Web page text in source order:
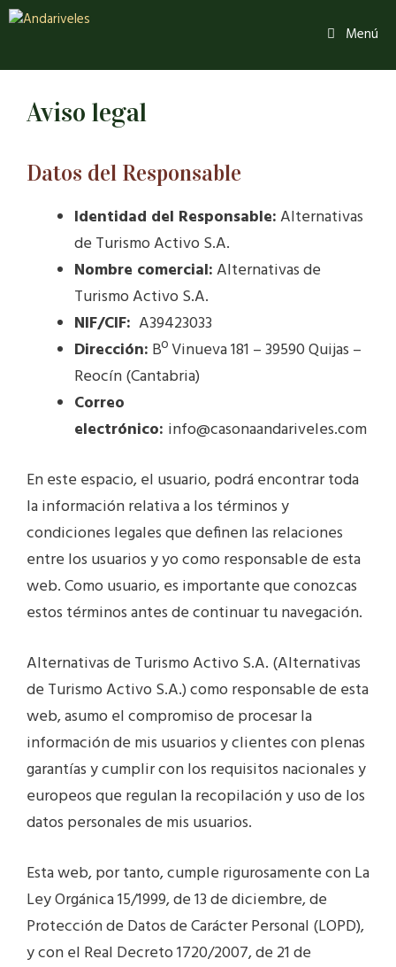
Menú
Aviso legal
Datos del Responsable
Identidad del Responsable:Alternativas
de Turismo Activo S.A.
Nombre comercial:Alternativas de
Turismo Activo S.A.
NIF/CIF: A39423033
Dirección: Bº Vinueva 181 – 39590 Quijas –
Reocín (Cantabria)
Correo
electrónico: info@casonaandariveles.com
En este espacio, el usuario, podrá encontrar toda
la información relativa a los términos y
condiciones legales que definen las relaciones
entre los usuarios y yo como responsable de esta
web. Como usuario, es importante que conozcas
estos términos antes de continuar tu navegación.
Alternativas de Turismo Activo S.A. (Alternativas
de Turismo Activo S.A.) como responsable de esta
web, asumo el compromiso de procesar la
información de mis usuarios y clientes con plenas
garantías y cumplir con los requisitos nacionales y
europeos que regulan la recopilación y uso de los
datos personales de mis usuarios.
Esta web, por tanto, cumple rigurosamente con La
Ley Orgánica 15/1999, de 13 de diciembre, de
Protección de Datos de Carácter Personal (LOPD),
y con el Real Decreto 1720/2007, de 21 de